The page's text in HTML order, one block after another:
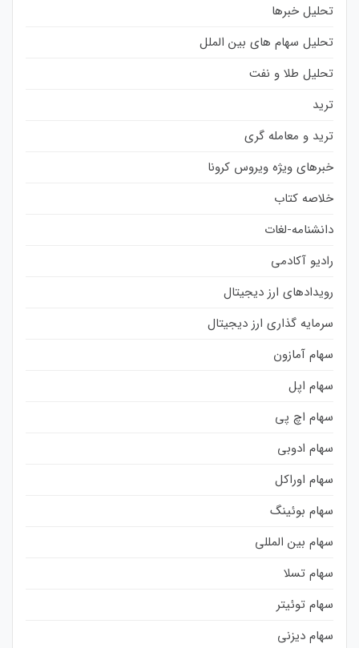
تحلیل خبرها
تحلیل سهام های بین الملل
تحلیل طلا و نفت
ترید
ترید و معامله گری
خبرهای ویژه ویروس کرونا
خلاصه کتاب
دانشنامه-لغات
رادیو آکادمی
رویدادهای ارز دیجیتال
سرمایه گذاری ارز دیجیتال
سهام آمازون
سهام اپل
سهام اچ پی
سهام ادوبی
سهام اوراکل
سهام بوئینگ
سهام بین المللی
سهام تسلا
سهام توئیتر
سهام دیزنی